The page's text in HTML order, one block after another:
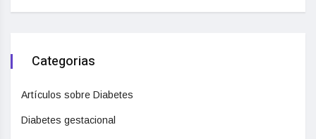
Categorias
Artículos sobre Diabetes
Diabetes gestacional